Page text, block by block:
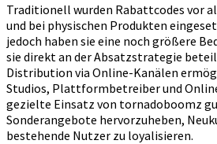
Traditionell wurden Rabattcodes vor
und bei physischen Produkten
jedoch haben sie eine noch größere
sie direkt an der Absatzstrategie
Distribution via Online-Kanälen
Studios, Plattformbetreiber und
gezielte Einsatz von tornadoboomz
Sonderangebote hervorzuheben,
bestehende Nutzer zu loyalisieren.